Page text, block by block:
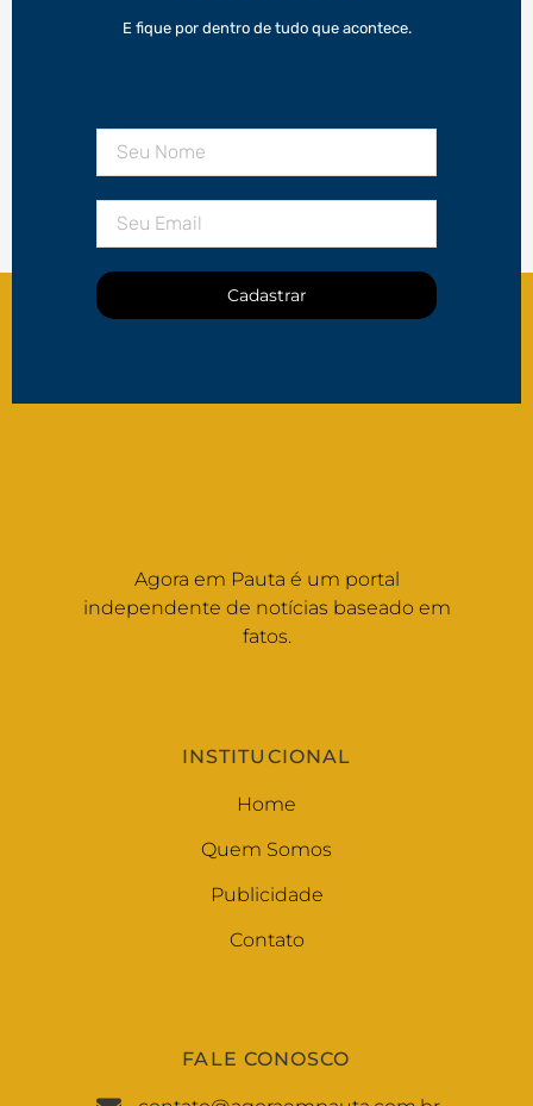
E fique por dentro de tudo que acontece.
Cadastrar
Agora em Pauta é um portal
independente de notícias baseado em
fatos.
INSTITUCIONAL
Home
Quem Somos
Publicidade
Contato
FALE CONOSCO